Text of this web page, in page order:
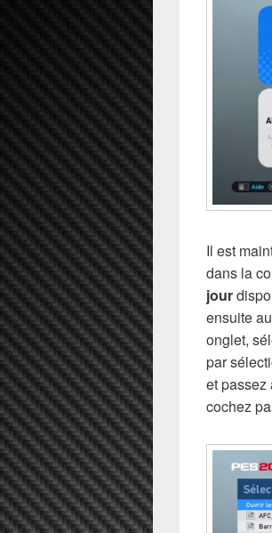
Il est
dans la
jour
ensuite
onglet,
par
et passez
cochez